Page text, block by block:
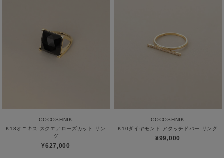
COCOSHNIK
K18オニキス スクエアローズカット リン
グ
¥627,000
COCOSHNIK
K10ダイヤモンド アタッチドバー リング
¥99,000